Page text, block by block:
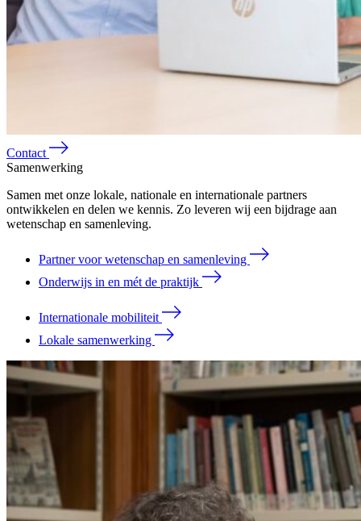
Contact
Samenwerking
Samen met onze lokale, nationale en internationale partners
ontwikkelen en delen we kennis. Zo leveren wij een bijdrage aan
wetenschap en samenleving.
Partner voor wetenschap en samenleving
Onderwijs in en mét de praktijk
Internationale mobiliteit
Lokale samenwerking